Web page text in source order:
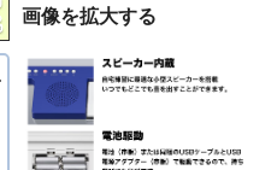
画像を拡大する